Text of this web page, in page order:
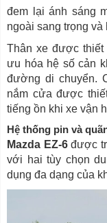
đem lại ánh sáng
ngoài sang trọng và
Thân xe được
ưu hóa hệ số cản
đường di chuyển.
nắm cửa được
tiếng ồn khi xe vận
Hệ thống pin và
Mazda EZ-6được
với hai tùy chọn
dụng đa dạng của